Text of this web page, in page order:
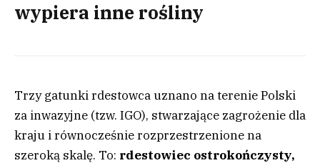
wypiera inne rośliny
Trzy gatunki rdestowca uznano na terenie Polski
za inwazyjne (tzw. IGO), stwarzające zagrożenie dla
kraju i równocześnie rozprzestrzenione na
szeroką skalę. To: rdestowiec ostrokończysty,